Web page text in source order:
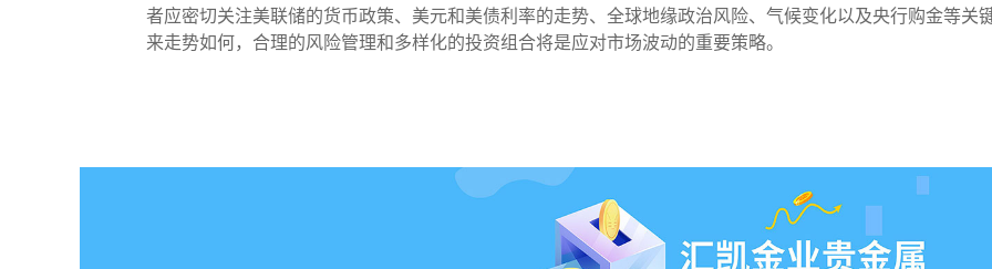
者应密切关注美联储的货币政策、美元和美债利率的走势、全球地缘政治风险、气候变化以及央行购金等关
来走势如何，合理的风险管理和多样化的投资组合将是应对市场波动的重要策略。